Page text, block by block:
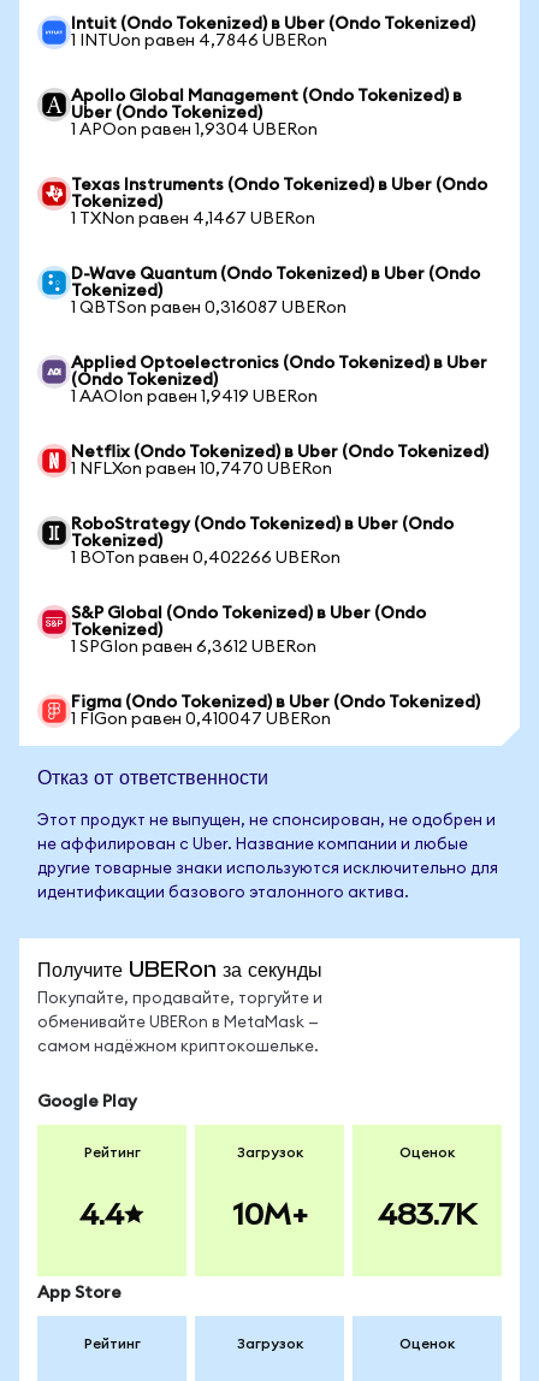
Intuit (Ondo Tokenized) в Uber (Ondo Tokenized)
1 INTUon равен 4,7846 UBERon
Apollo Global Management (Ondo Tokenized) в
Uber (Ondo Tokenized)
1 APOon равен 1,9304 UBERon
Texas Instruments (Ondo Tokenized) в Uber (Ondo
Tokenized)
1 TXNon равен 4,1467 UBERon
D-Wave Quantum (Ondo Tokenized) в Uber (Ondo
Tokenized)
1 QBTSon равен 0,316087 UBERon
Applied Optoelectronics (Ondo Tokenized) в Uber
(Ondo Tokenized)
1 AAOIon равен 1,9419 UBERon
Netflix (Ondo Tokenized) в Uber (Ondo Tokenized)
1 NFLXon равен 10,7470 UBERon
RoboStrategy (Ondo Tokenized) в Uber (Ondo
Tokenized)
1 BOTon равен 0,402266 UBERon
S&P Global (Ondo Tokenized) в Uber (Ondo
Tokenized)
1 SPGIon равен 6,3612 UBERon
Figma (Ondo Tokenized) в Uber (Ondo Tokenized)
1 FIGon равен 0,410047 UBERon
Отказ от ответственности
Этот продукт не выпущен, не спонсирован, не одобрен и
не аффилирован с Uber. Название компании и любые
другие товарные знаки используются исключительно для
идентификации базового эталонного актива.
Получите UBERon за секунды
Покупайте, продавайте, торгуйте и
обменивайте UBERon в MetaMask —
самом надёжном криптокошельке.
Google Play
Рейтинг
4.4
Загрузок
10M+
Оценок
483.7K
App Store
Рейтинг Загрузок Оценок